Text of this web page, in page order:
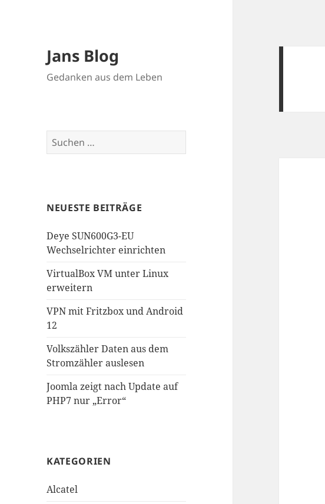
Jans Blog
Gedanken aus dem Leben
Suchen
nach:
NEUESTE BEITRÄGE
Deye SUN600G3-EU
Wechselrichter einrichten
VirtualBox VM unter Linux
erweitern
VPN mit Fritzbox und Android
12
Volkszähler Daten aus dem
Stromzähler auslesen
Joomla zeigt nach Update auf
PHP7 nur „Error“
KATEGORIEN
Alcatel